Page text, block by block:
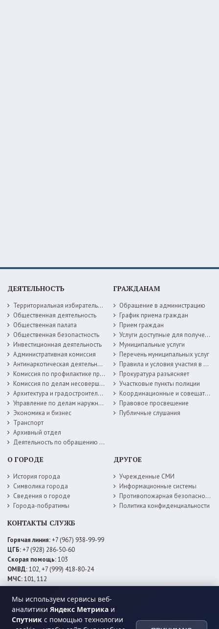
Мы используем сервисы веб-
аналитики Яндекс Метрика и
Спутник с помощью технологии
ДЕЯТЕЛЬНОСТЬ
Территориальная избирательная комиссия
Общественная деятельность
Общественная палата
Общественная безопастность
Инвестиционная деятельность
Административная комиссия
Антинаркотическая деятельность
Комиссия по профилактике правонарушений
Комиссия по делам несовершеннолетних
Архитектура и градостроительство
Управление по делам наружной рекламы
Экономика и бизнес
Транспорт
Архивный отдел
Деятельность по обращению с животными без владельцев
ГРАЖДАНАМ
Обращение в администрацию
График приема граждан
Прием граждан
Услуги доступные для получения в электронной форме
Муниципальные услуги
Перечень муниципальных услуг
Правила и условия участия в жилищных программах
Прокуратура разъясняет
Участковые пункты полиции
Координационные и совещательные органы
Правовое просвещение
Публичные слушания
О ГОРОДЕ
История города
Символика города
Сведения о городе
Города-побратимы
ДРУГОЕ
Учрежденные СМИ
Информационные системы
Противопожарная безопасность
Политика конфиденциальности
КОНТАКТЫ СЛУЖБ
Горячая линия:+7 (967) 938-99-99
ЦГБ:+7 (928) 286-50-60
Скорая помощь:103
ОМВД:102, +7 (999) 418-80-24
МЧС:101, 112
ЕДДС:+7 (928) 576-09-83
Электросети:+7 (800) 220-02-20
Даггаз:+7 (928) 980-64-04
Горводоснаб: +7 (928) 559-59-74